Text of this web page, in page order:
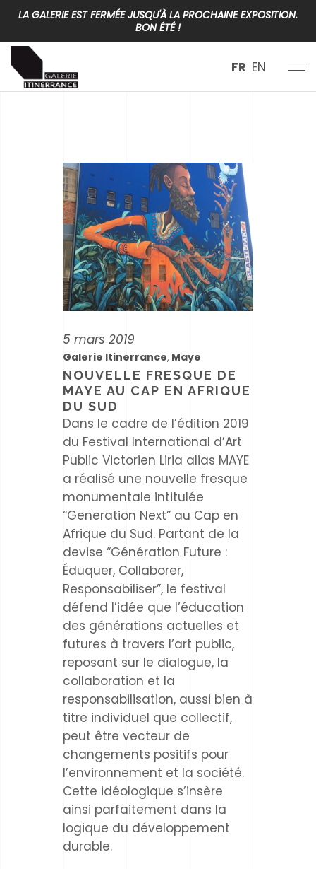
LA GALERIE EST FERMÉE JUSQU'À LA PROCHAINE EXPOSITION.
BON ÉTÉ !
FR EN
5 mars 2019
Galerie Itinerrance, Maye
NOUVELLE FRESQUE DE
MAYE AU CAP EN AFRIQUE
DU SUD
Dans le cadre de l’édition 2019
du Festival International d’Art
Public Victorien Liria alias MAYE
a réalisé une nouvelle fresque
monumentale intitulée
“Generation Next” au Cap en
Afrique du Sud. Partant de la
devise “Génération Future :
Éduquer, Collaborer,
Responsabiliser”, le festival
défend l’idée que l’éducation
des générations actuelles et
futures à travers l’art public,
reposant sur le dialogue, la
collaboration et la
responsabilisation, aussi bien à
titre individuel que collectif,
peut être vecteur de
changements positifs pour
l’environnement et la société.
Cette idéologique s’insère
ainsi parfaitement dans la
logique du développement
durable.